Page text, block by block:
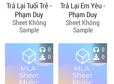
Trả Lại Tuổi Trẻ -
Phạm Duy
Sheet Không
Sample
Trả Lại Em Yêu -
Phạm Duy
Sheet Không
Sample
0
0
0
0